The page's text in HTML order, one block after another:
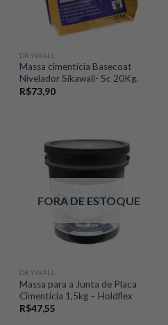
DRYWALL
Massa cimentícia Basecoat
Nivelador Sikawall- Sc 20Kg.
R$73,90
FORA DE ESTOQUE
DRYWALL
Massa para a Junta de Placa
Cimentícia 1,5kg – Holdflex
R$47,55